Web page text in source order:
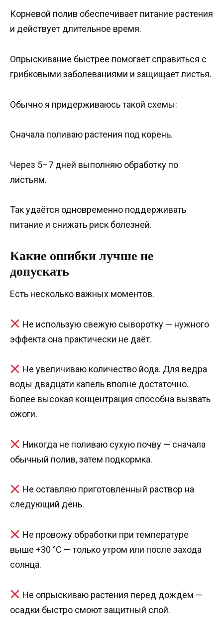
Корневой полив обеспечивает питание растения
и действует длительное время.
Опрыскивание быстрее помогает справиться с
грибковыми заболеваниями и защищает листья.
Обычно я придерживаюсь такой схемы:
Сначала поливаю растения под корень.
Через 5–7 дней выполняю обработку по
листьям.
Так удаётся одновременно поддерживать
питание и снижать риск болезней.
Какие ошибки лучше не
допускать
Есть несколько важных моментов.
Не использую свежую сыворотку — нужного
эффекта она практически не даёт.
Не увеличиваю количество йода. Для ведра
воды двадцати капель вполне достаточно.
Более высокая концентрация способна вызвать
ожоги.
Никогда не поливаю сухую почву — сначала
обычный полив, затем подкормка.
Не оставляю приготовленный раствор на
следующий день.
Не провожу обработки при температуре
выше +30 °C — только утром или после захода
солнца.
Не опрыскиваю растения перед дождём —
осадки быстро смоют защитный слой.